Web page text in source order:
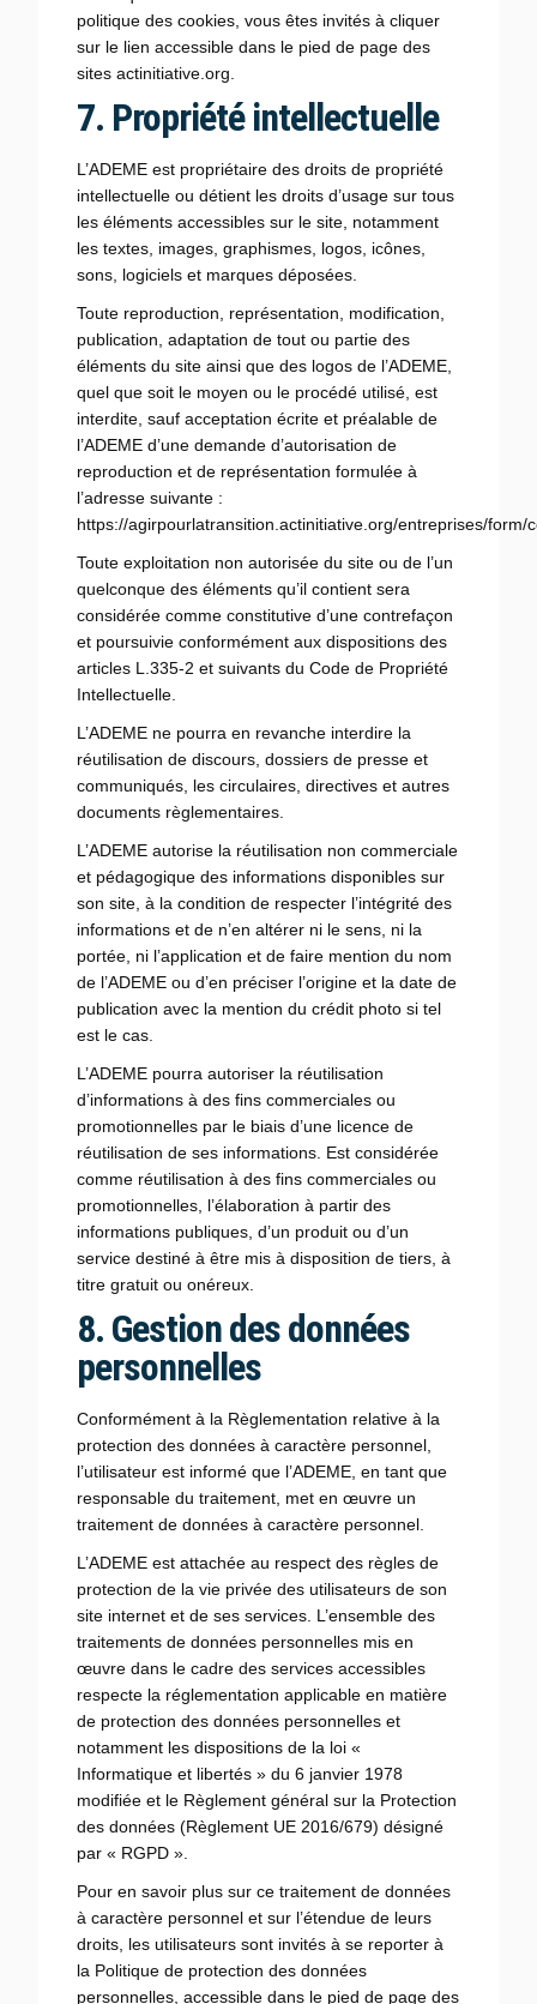
politique des cookies, vous êtes invités à cliquer
sur le lien accessible dans le pied de page des
sites actinitiative.org.
7. Propriété intellectuelle
L’ADEME est propriétaire des droits de propriété
intellectuelle ou détient les droits d’usage sur tous
les éléments accessibles sur le site, notamment
les textes, images, graphismes, logos, icônes,
sons, logiciels et marques déposées.
Toute reproduction, représentation, modification,
publication, adaptation de tout ou partie des
éléments du site ainsi que des logos de l’ADEME,
quel que soit le moyen ou le procédé utilisé, est
interdite, sauf acceptation écrite et préalable de
l’ADEME d’une demande d’autorisation de
reproduction et de représentation formulée à
l’adresse suivante :
https://agirpourlatransition.actinitiative.org/entreprises/form/
Toute exploitation non autorisée du site ou de l’un
quelconque des éléments qu’il contient sera
considérée comme constitutive d’une contrefaçon
et poursuivie conformément aux dispositions des
articles L.335-2 et suivants du Code de Propriété
Intellectuelle.
L’ADEME ne pourra en revanche interdire la
réutilisation de discours, dossiers de presse et
communiqués, les circulaires, directives et autres
documents règlementaires.
L’ADEME autorise la réutilisation non commerciale
et pédagogique des informations disponibles sur
son site, à la condition de respecter l’intégrité des
informations et de n’en altérer ni le sens, ni la
portée, ni l’application et de faire mention du nom
de l’ADEME ou d’en préciser l’origine et la date de
publication avec la mention du crédit photo si tel
est le cas.
L’ADEME pourra autoriser la réutilisation
d’informations à des fins commerciales ou
promotionnelles par le biais d’une licence de
réutilisation de ses informations. Est considérée
comme réutilisation à des fins commerciales ou
promotionnelles, l’élaboration à partir des
informations publiques, d’un produit ou d’un
service destiné à être mis à disposition de tiers, à
titre gratuit ou onéreux.
8. Gestion des données
personnelles
Conformément à la Règlementation relative à la
protection des données à caractère personnel,
l’utilisateur est informé que l’ADEME, en tant que
responsable du traitement, met en œuvre un
traitement de données à caractère personnel.
L’ADEME est attachée au respect des règles de
protection de la vie privée des utilisateurs de son
site internet et de ses services. L’ensemble des
traitements de données personnelles mis en
œuvre dans le cadre des services accessibles
respecte la réglementation applicable en matière
de protection des données personnelles et
notamment les dispositions de la loi «
Informatique et libertés » du 6 janvier 1978
modifiée et le Règlement général sur la Protection
des données (Règlement UE 2016/679) désigné
par « RGPD ».
Pour en savoir plus sur ce traitement de données
à caractère personnel et sur l’étendue de leurs
droits, les utilisateurs sont invités à se reporter à
la Politique de protection des données
personnelles, accessible dans le pied de page des